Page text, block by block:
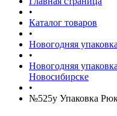
•
Каталог товаров
•
Новогодняя
•
Новогодняя
Новосибирске
•
№525у Упаковка